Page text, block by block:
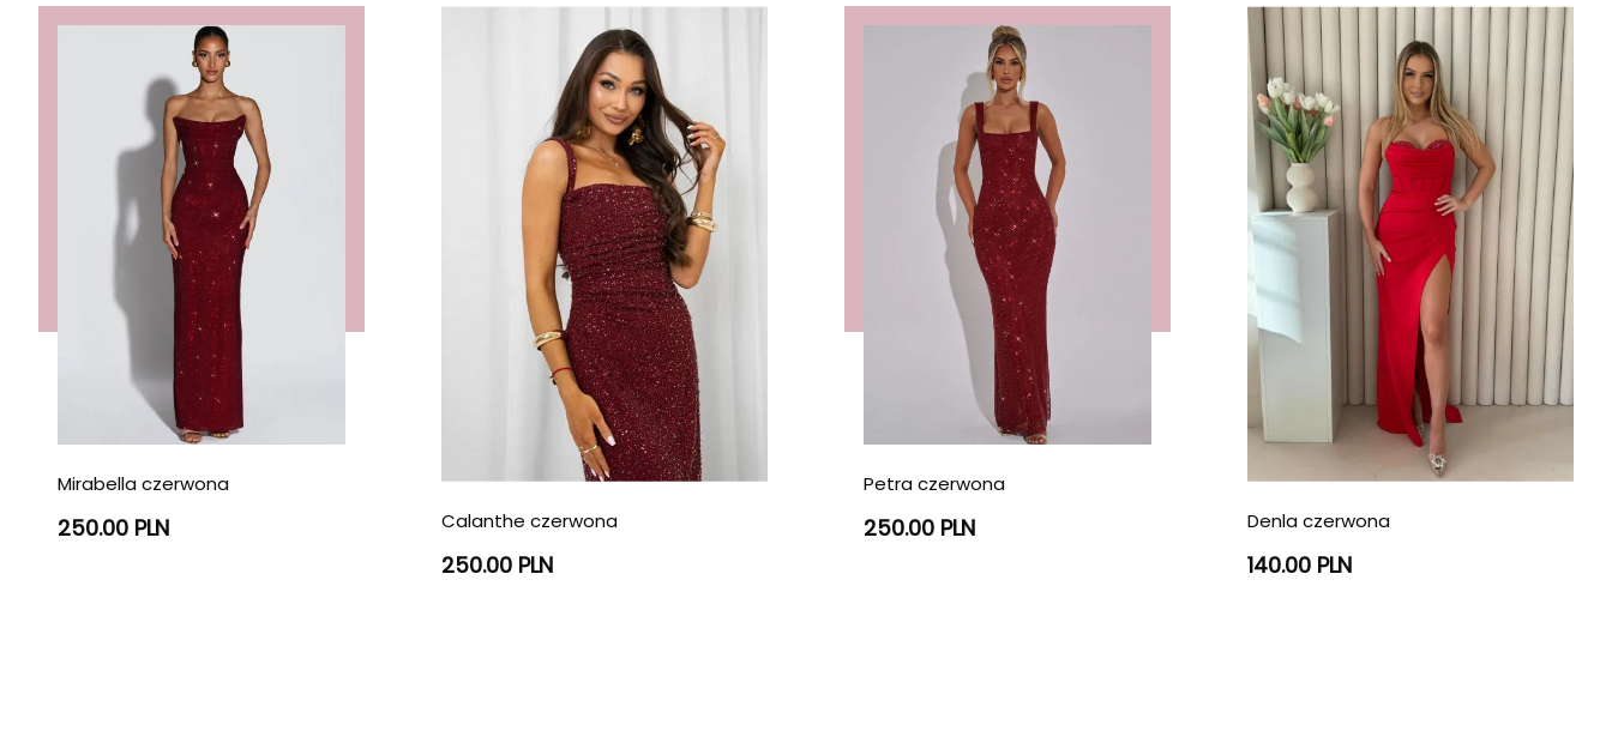
Mirabella czerwona
250.00 PLN Calanthe czerwona
250.00 PLN
Petra czerwona
250.00 PLN Denla czerwona
140.00 PLN